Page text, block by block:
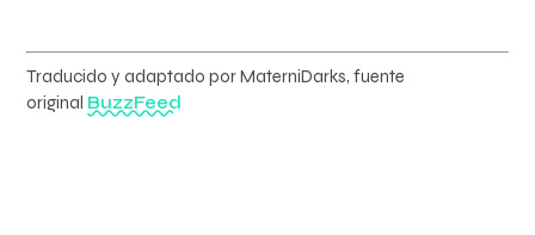
Traducido y adaptado por MaterniDarks, fuente
original BuzzFeed